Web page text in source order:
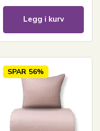
Legg i kurv
SPAR 56%